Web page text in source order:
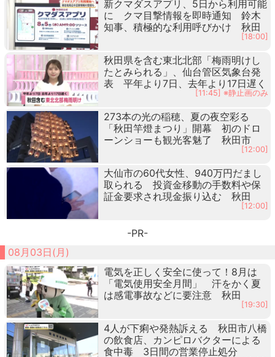
新クマダスアプリ、5日から利用可能
に クマ目撃情報を即時通知 鈴木
知事、積極的な利用呼びかけ 秋田
[18:00]
秋田県を含む東北北部「梅雨明けし
たとみられる」、仙台管区気象台発
表 平年より7日、去年より17日遅く
[11:45] ※静止画のみ
273本の光の稲穂、夏の夜空彩る
「秋田竿燈まつり」開幕 初のドロ
ーンショーも観光客魅了 秋田市
[12:00]
大仙市の60代女性、940万円だまし
取られる 投資金移動の手数料や保
証金要求され現金振り込む 秋田
[12:00]
-PR-
08月03日(月)
電気を正しく安全に使って！8月は
「電気使用安全月間」 汗をかく夏
は感電事故などに要注意 秋田
[19:30]
4人が下痢や発熱訴える 秋田市八橋
の飲食店、カンピロバクターによる
食中毒 3日間の営業停止処分